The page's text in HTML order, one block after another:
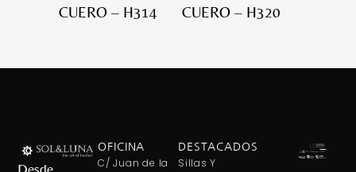
CUERO – H314
CUERO – H320
Desde
OFICINA
C/ Juan de la
DESTACADOS
Sillas Y